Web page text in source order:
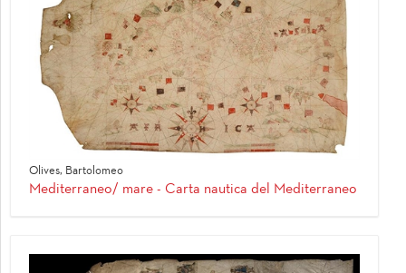
Olives, Bartolomeo
Mediterraneo/ mare - Carta nautica del Mediterraneo